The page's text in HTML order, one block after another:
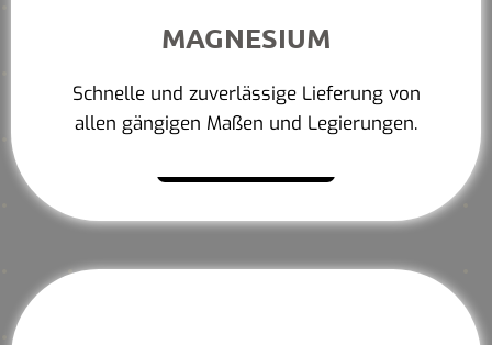
MAGNESIUM
Schnelle und zuverlässige Lieferung von
allen gängigen Maßen und Legierungen.